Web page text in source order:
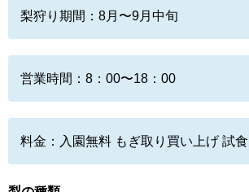
梨狩り期間：8月〜9月中旬
営業時間：8：00〜18：00
料金：入園無料 もぎ取り買い上げ 試食